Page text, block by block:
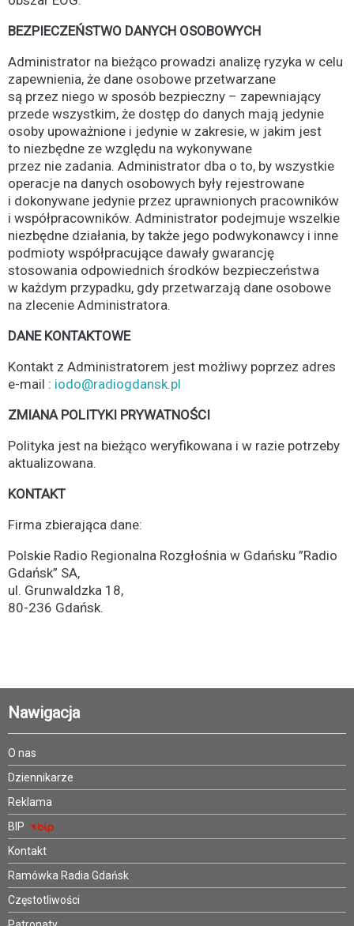
BEZPIECZEŃSTWO DANYCH OSOBOWYCH
Administrator na bieżąco prowadzi analizę ryzyka w celu
zapewnienia, że dane osobowe przetwarzane
są przez niego w sposób bezpieczny – zapewniający
przede wszystkim, że dostęp do danych mają jedynie
osoby upoważnione i jedynie w zakresie, w jakim jest
to niezbędne ze względu na wykonywane
przez nie zadania. Administrator dba o to, by wszystkie
operacje na danych osobowych były rejestrowane
i dokonywane jedynie przez uprawnionych pracowników
i współpracowników. Administrator podejmuje wszelkie
niezbędne działania, by także jego podwykonawcy i inne
podmioty współpracujące dawały gwarancję
stosowania odpowiednich środków bezpieczeństwa
w każdym przypadku, gdy przetwarzają dane osobowe
na zlecenie Administratora.
DANE KONTAKTOWE
Kontakt z Administratorem jest możliwy poprzez adres
e-mail : iodo@radiogdansk.pl
ZMIANA POLITYKI PRYWATNOŚCI
Polityka jest na bieżąco weryfikowana i w razie potrzeby
aktualizowana.
KONTAKT
Firma zbierająca dane:
Polskie Radio Regionalna Rozgłośnia w Gdańsku ”Radio
Gdańsk” SA,
ul. Grunwaldzka 18,
80-236 Gdańsk.
Nawigacja
O nas
Dziennikarze
Reklama
BIP
Kontakt
Ramówka Radia Gdańsk
Częstotliwości